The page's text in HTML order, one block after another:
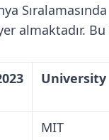
almaktadır.
University
MIT